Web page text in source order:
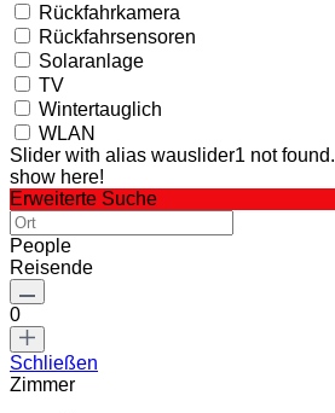
Rückfahrkamera
Rückfahrsensoren
Solaranlage
TV
Wintertauglich
WLAN
Slider with alias wauslider1 not found.
show here!
Erweiterte Suche
People
Reisende
0
Schließen
Zimmer